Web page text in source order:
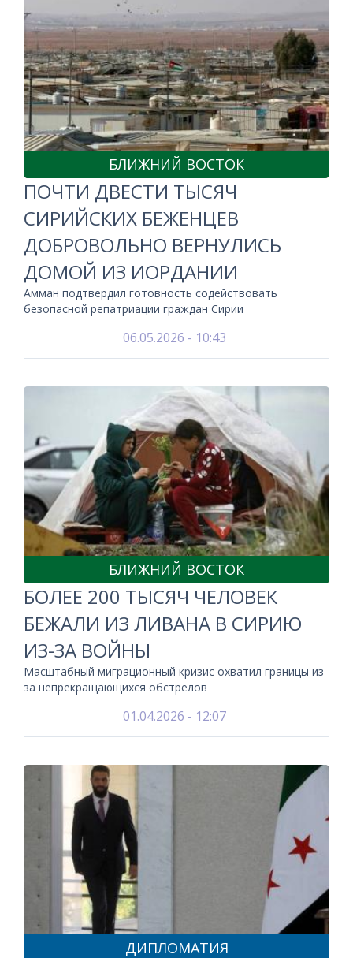
БЛИЖНИЙ ВОСТОК
ПОЧТИ ДВЕСТИ ТЫСЯЧ
СИРИЙСКИХ БЕЖЕНЦЕВ
ДОБРОВОЛЬНО ВЕРНУЛИСЬ
ДОМОЙ ИЗ ИОРДАНИИ
Амман подтвердил готовность содействовать
безопасной репатриации граждан Сирии
06.05.2026 - 10:43
БЛИЖНИЙ ВОСТОК
БОЛЕЕ 200 ТЫСЯЧ ЧЕЛОВЕК
БЕЖАЛИ ИЗ ЛИВАНА В СИРИЮ
ИЗ-ЗА ВОЙНЫ
Масштабный миграционный кризис охватил границы из-
за непрекращающихся обстрелов
01.04.2026 - 12:07
ДИПЛОМАТИЯ